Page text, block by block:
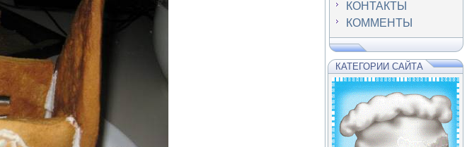
КОНТАКТЫ
КОММЕНТЫ
КАТЕГОРИИ САЙТА